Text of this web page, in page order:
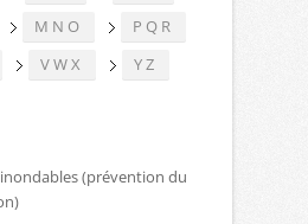
MNO
PQR
VWX YZ
(prévention du